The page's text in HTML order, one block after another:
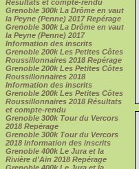
Résultats et compte-rendu
Grenoble 300k La Drôme en vaut
la Peyne (Penne) 2017 Repérage
Grenoble 300k La Drôme en vaut
la Peyne (Penne) 2017
Information des inscrits
Grenoble 200k Les Petites Côtes
Roussillonnaires 2018 Repérage
Grenoble 200k Les Petites Côtes
Roussillonnaires 2018
Information des inscrits
Grenoble 200k Les Petites Côtes
Roussillonnaires 2018 Résultats
et compte-rendu
Grenoble 300k Tour du Vercors
2018 Repérage
Grenoble 300k Tour du Vercors
2018 Information des inscrits
Grenoble 400k Le Jura et la
Rivière d'Ain 2018 Repérage